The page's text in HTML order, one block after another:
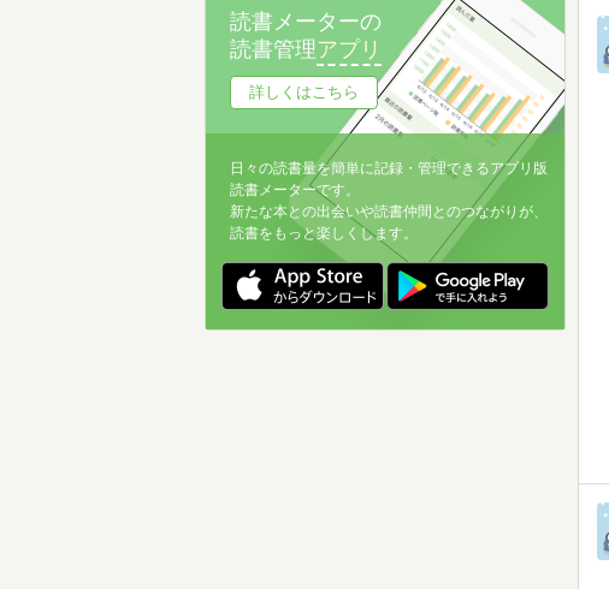
読書メーターの
読書管理アプリ
詳しくはこちら
日々の読書量を簡単に記録・管理できるアプリ版
読書メーターです。
新たな本との出会いや読書仲間とのつながりが、
読書をもっと楽しくします。